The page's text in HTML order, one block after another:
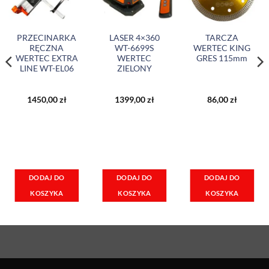
PRZECINARKA
RĘCZNA
WERTEC EXTRA
LINE WT-EL06
1450,00zł
DODAJ DO
KOSZYKA
LASER 4×360
WT-6699S
WERTEC
ZIELONY
1399,00zł
DODAJ DO
KOSZYKA
TARCZA
WERTEC KING
GRES 115mm
86,00zł
DODAJ DO
KOSZYKA